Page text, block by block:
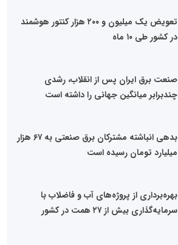
تعویض یک میلیون و ۲۰۰ هزار کنتور هوشمند
در کشور طی ۱۰ ماه
صنعت برق ایران پس از انقلاب، رشدی
چندبرابر میانگین جهانی را داشته است
بدهی انباشته مشترکان برق صنعتی به ۶۷ هزار
میلیارد تومان رسیده است
بهره‌برداری از پروژه‌های آب و فاضلاب با
سرمایه‌گذاری بیش از ۲۷ همت در کشور